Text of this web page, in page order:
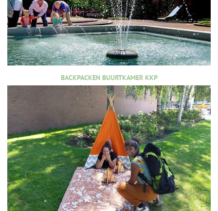
BACKPACKEN BUURTKAMER KKP